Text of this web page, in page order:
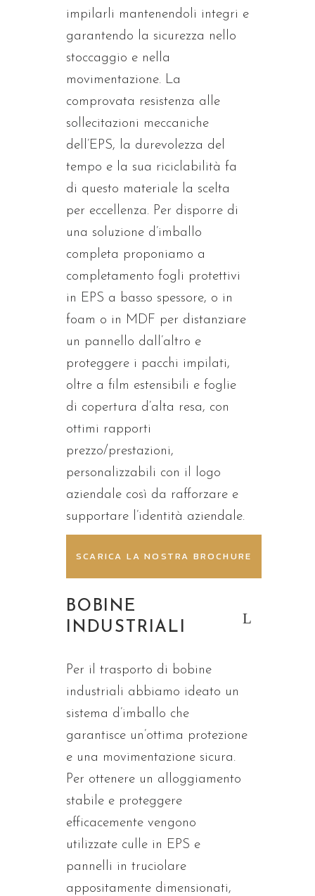
impilarli mantenendoli integri e
garantendo la sicurezza nello
stoccaggio e nella
movimentazione. La
comprovata resistenza alle
sollecitazioni meccaniche
dell’EPS, la durevolezza del
tempo e la sua riciclabilità fa
di questo materiale la scelta
per eccellenza. Per disporre di
una soluzione d’imballo
completa proponiamo a
completamento fogli protettivi
in EPS a basso spessore, o in
foam o in MDF per distanziare
un pannello dall’altro e
proteggere i pacchi impilati,
oltre a film estensibili e foglie
di copertura d’alta resa, con
ottimi rapporti
prezzo/prestazioni,
personalizzabili con il logo
aziendale così da rafforzare e
supportare l’identità aziendale.
SCARICA LA NOSTRA BROCHURE
BOBINE
INDUSTRIALI
Per il trasporto di bobine
industriali abbiamo ideato un
sistema d’imballo che
garantisce un’ottima protezione
e una movimentazione sicura.
Per ottenere un alloggiamento
stabile e proteggere
efficacemente vengono
utilizzate culle in EPS e
pannelli in truciolare
appositamente dimensionati,